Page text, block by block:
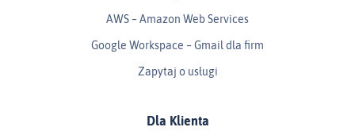
AWS – Amazon Web Services
Google Workspace – Gmail dla firm
Zapytaj o usługi
Dla Klienta